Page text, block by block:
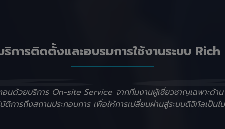
ริการติดตั้งและอบรมการใช้งานระบบ Rich
อนด้วยบริการ On-site Service จากทีมงานผู้เชี่ยวชาญเฉพาะด้า
การถึงสถานประกอบการ เพื่อให้การเปลี่ยนผ่านสู่ระบบดิจิทัลเป็นไ